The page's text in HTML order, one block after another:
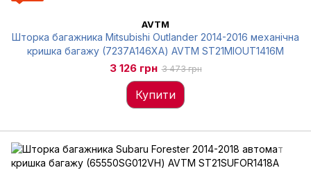
AVTM
Шторка багажника Mitsubishi Outlander 2014-2016 механічна
кришка багажу (7237A146XA) AVTM ST21MIOUT1416M
3 126 грн 3 473 грн
Купити